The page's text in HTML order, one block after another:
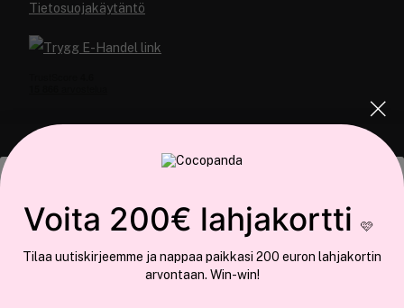
Tämä sivusto käyttää evästeitä
Käytämme evästeitä tarjoamamme sisällön ja mainosten
räätälöimiseen, sosiaalisen median ominaisuuksien tukemiseen ja
Tietosuojakäytäntö
Meistä
Voita 200€ lahjakortti 🩷
Tilaa uutiskirjeemme ja nappaa paikkasi 200 euron lahjakortin
arvontaan. Win-win!